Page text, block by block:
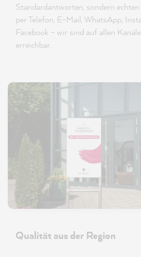
Standardantworten, sondern
per Telefon, E-Mail, WhatsApp,
Facebook – wir sind auf allen
erreichbar.
Qualität aus der Region